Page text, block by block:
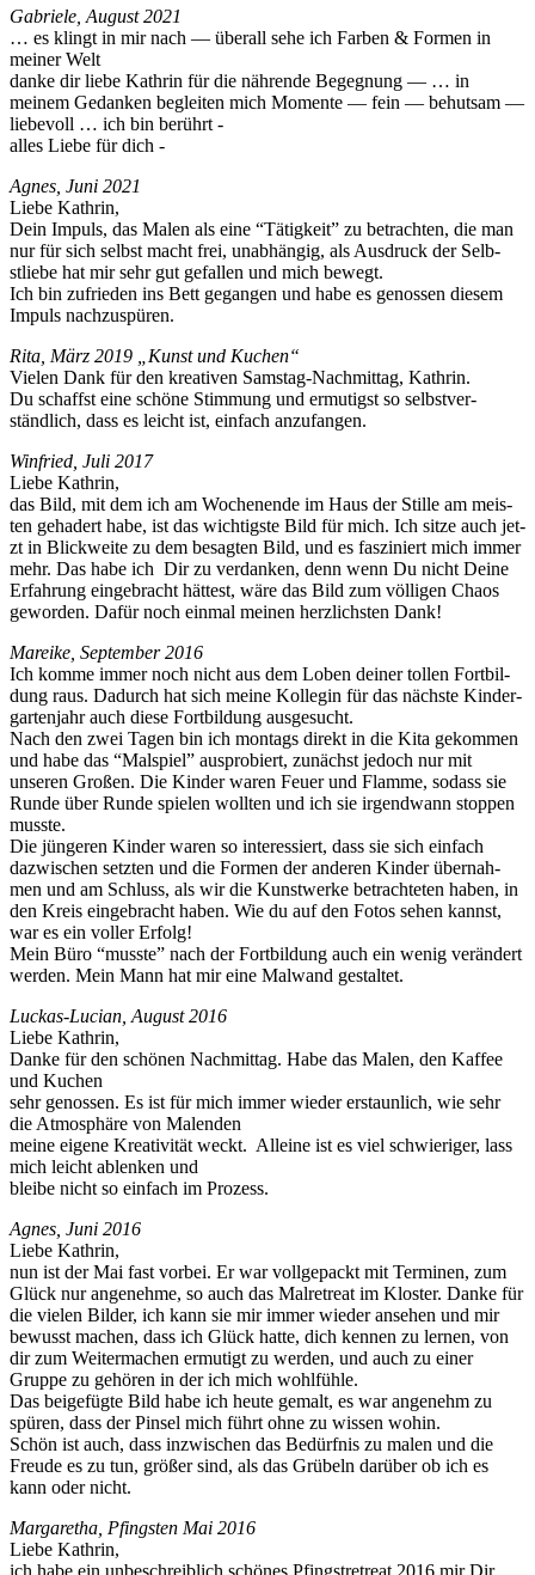
Gabriele, August 2021
… es klingt in mir nach — über­all sehe ich Far­ben & For­men in
mein­er Welt
danke dir liebe Kathrin für die nährende Begeg­nung — … in
meinem Gedanken begleit­en mich Momente — fein — behut­sam —
liebevoll … ich bin berührt -
alles Liebe für dich -
Agnes, Juni 2021
Liebe Kathrin,
Dein Impuls, das Malen als eine “Tätigkeit” zu betra­cht­en, die man
nur für sich selb­st macht frei, unab­hängig, als Aus­druck der Selb­
stliebe hat mir sehr gut gefall­en und mich bewegt.
Ich bin zufrieden ins Bett gegan­gen und habe es genossen diesem
Impuls nachzuspüren.
Rita, März 2019 „Kun­st und Kuchen“
Vie­len Dank für den kreativ­en Sam­stag-Nach­mit­tag, Kathrin.
Du schaffst eine schöne Stim­mung und ermutigst so selb­stver­
ständlich, dass es leicht ist, ein­fach anzufangen.
Win­fried, Juli 2017
Liebe Kathrin,
das Bild, mit dem ich am Woch­enende im Haus der Stille am meis­
ten gehadert habe, ist das wichtig­ste Bild für mich. Ich sitze auch jet­
zt in Blick­weite zu dem besagten Bild, und es fasziniert mich immer
mehr. Das habe ich Dir zu ver­danken, denn wenn Du nicht Deine
Erfahrung einge­bracht hättest, wäre das Bild zum völ­li­gen Chaos
gewor­den. Dafür noch ein­mal meinen her­zlich­sten Dank!
Mareike, Sep­tem­ber 2016
Ich komme immer noch nicht aus dem Loben dein­er tollen Fort­bil­
dung raus. Dadurch hat sich meine Kol­le­gin für das näch­ste Kinder­
garten­jahr auch diese Fort­bil­dung ausgesucht.
Nach den zwei Tagen bin ich mon­tags direkt in die Kita gekom­men
und habe das “Mal­spiel” aus­pro­biert, zunächst jedoch nur mit
unseren Großen. Die Kinder waren Feuer und Flamme, sodass sie
Runde über Runde spie­len woll­ten und ich sie irgend­wann stop­pen
musste.
Die jün­geren Kinder waren so inter­essiert, dass sie sich ein­fach
dazwis­chen set­zten und die For­men der anderen Kinder über­nah­
men und am Schluss, als wir die Kunst­werke betra­chteten haben, in
den Kreis einge­bracht haben. Wie du auf den Fotos sehen kannst,
war es ein voller Erfolg!
Mein Büro “musste” nach der Fort­bil­dung auch ein wenig verän­dert
wer­den. Mein Mann hat mir eine Mal­wand gestaltet.
Luckas-Lucian, August 2016
Liebe Kathrin,
Danke für den schö­nen Nach­mit­tag. Habe das Malen, den Kaf­fee
und Kuchen
sehr genossen. Es ist für mich immer wieder erstaunlich, wie sehr
die Atmo­sphäre von Malenden
meine eigene Kreativ­ität weckt. Alleine ist es viel schwieriger, lass
mich leicht ablenken und
bleibe nicht so ein­fach im Prozess.
Agnes, Juni 2016
Liebe Kathrin,
nun ist der Mai fast vor­bei. Er war voll­gepackt mit Ter­mi­nen, zum
Glück nur angenehme, so auch das Mal­re­treat im Kloster. Danke für
die vie­len Bilder, ich kann sie mir immer wieder anse­hen und mir
bewusst machen, dass ich Glück hat­te, dich ken­nen zu ler­nen, von
dir zum Weit­er­ma­chen ermutigt zu wer­den, und auch zu ein­er
Gruppe zu gehören in der ich mich wohlfühle.
Das beige­fügte Bild habe ich heute gemalt, es war angenehm zu
spüren, dass der Pin­sel mich führt ohne zu wis­sen wohin.
Schön ist auch, dass inzwis­chen das Bedürf­nis zu malen und die
Freude es zu tun, größer sind, als das Grü­beln darüber ob ich es
kann oder nicht.
Mar­garetha, Pfin­g­sten Mai 2016
Liebe Kathrin,
ich habe ein unbeschreib­lich schönes Pfin­gstre­treat 2016 mir Dir